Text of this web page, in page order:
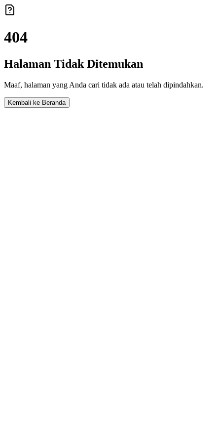
404
Halaman Tidak Ditemukan
Maaf, halaman yang Anda cari tidak ada atau telah dipindahkan.
Kembali ke Beranda